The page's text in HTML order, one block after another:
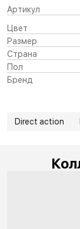
Артикул
Цвет
Размер
Страна
Пол
Бренд
Direct action